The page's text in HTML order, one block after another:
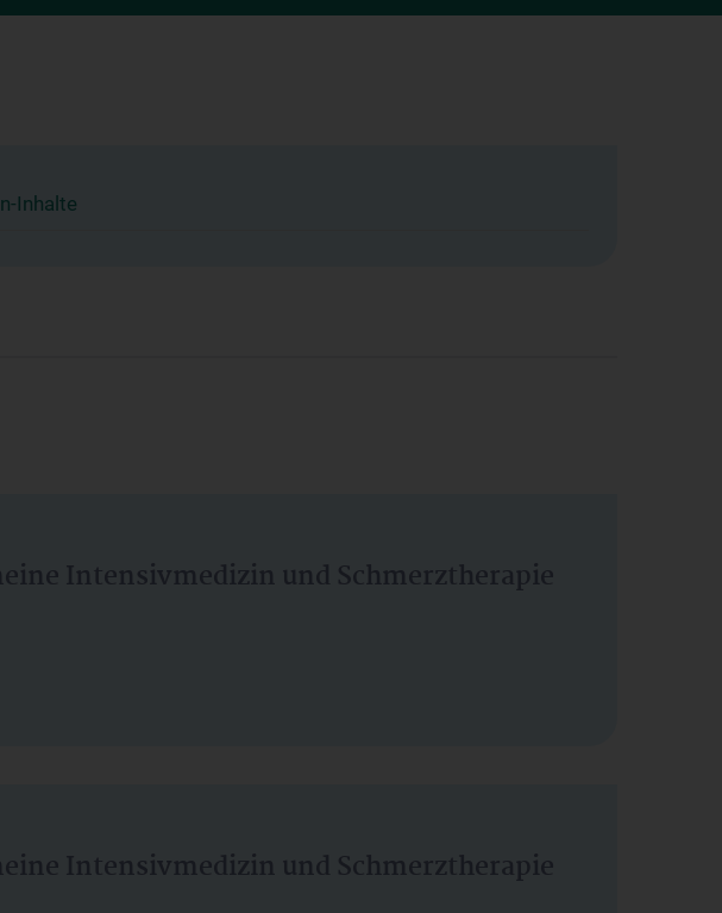
Inhalte
Intensivmedizin und Schmerztherapie
Intensivmedizin und Schmerztherapie